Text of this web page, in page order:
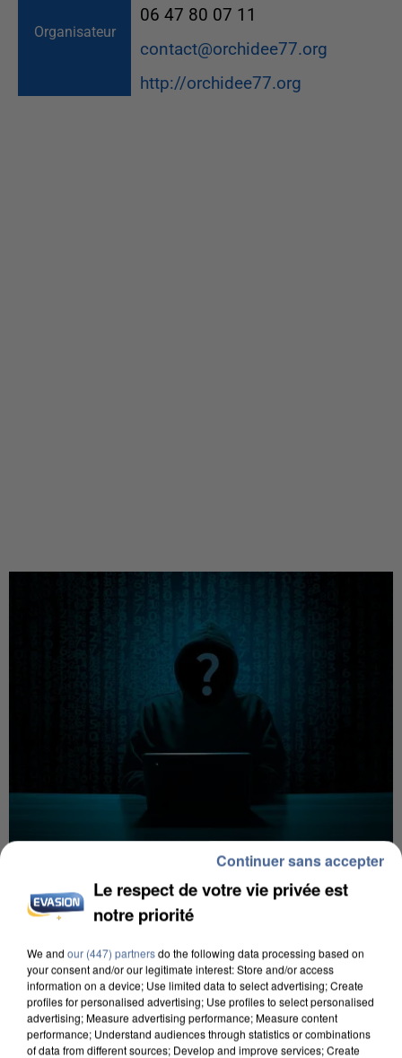
Organisateur
06 47 80 07 11
contact@orchidee77.org
http://orchidee77.org
Les données de 300 000 clients dérobées à
Intermarché après une...
Les données bancaires ne seraient pas
concernées.
Le respect de votre vie privée est
notre priorité
We and our (447) partnersdo the following data processing based on
your consent and/or our legitimate interest: Store and/or access
information on a device; Use limited data to select advertising; Create
profiles for personalised advertising; Use profiles to select personalised
advertising; Measure advertising performance; Measure content
performance; Understand audiences through statistics or combinations
of data from different sources; Develop and improve services; Create
Continuer sans accepter